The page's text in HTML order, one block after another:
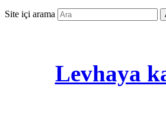
Site içi arama
Levhaya